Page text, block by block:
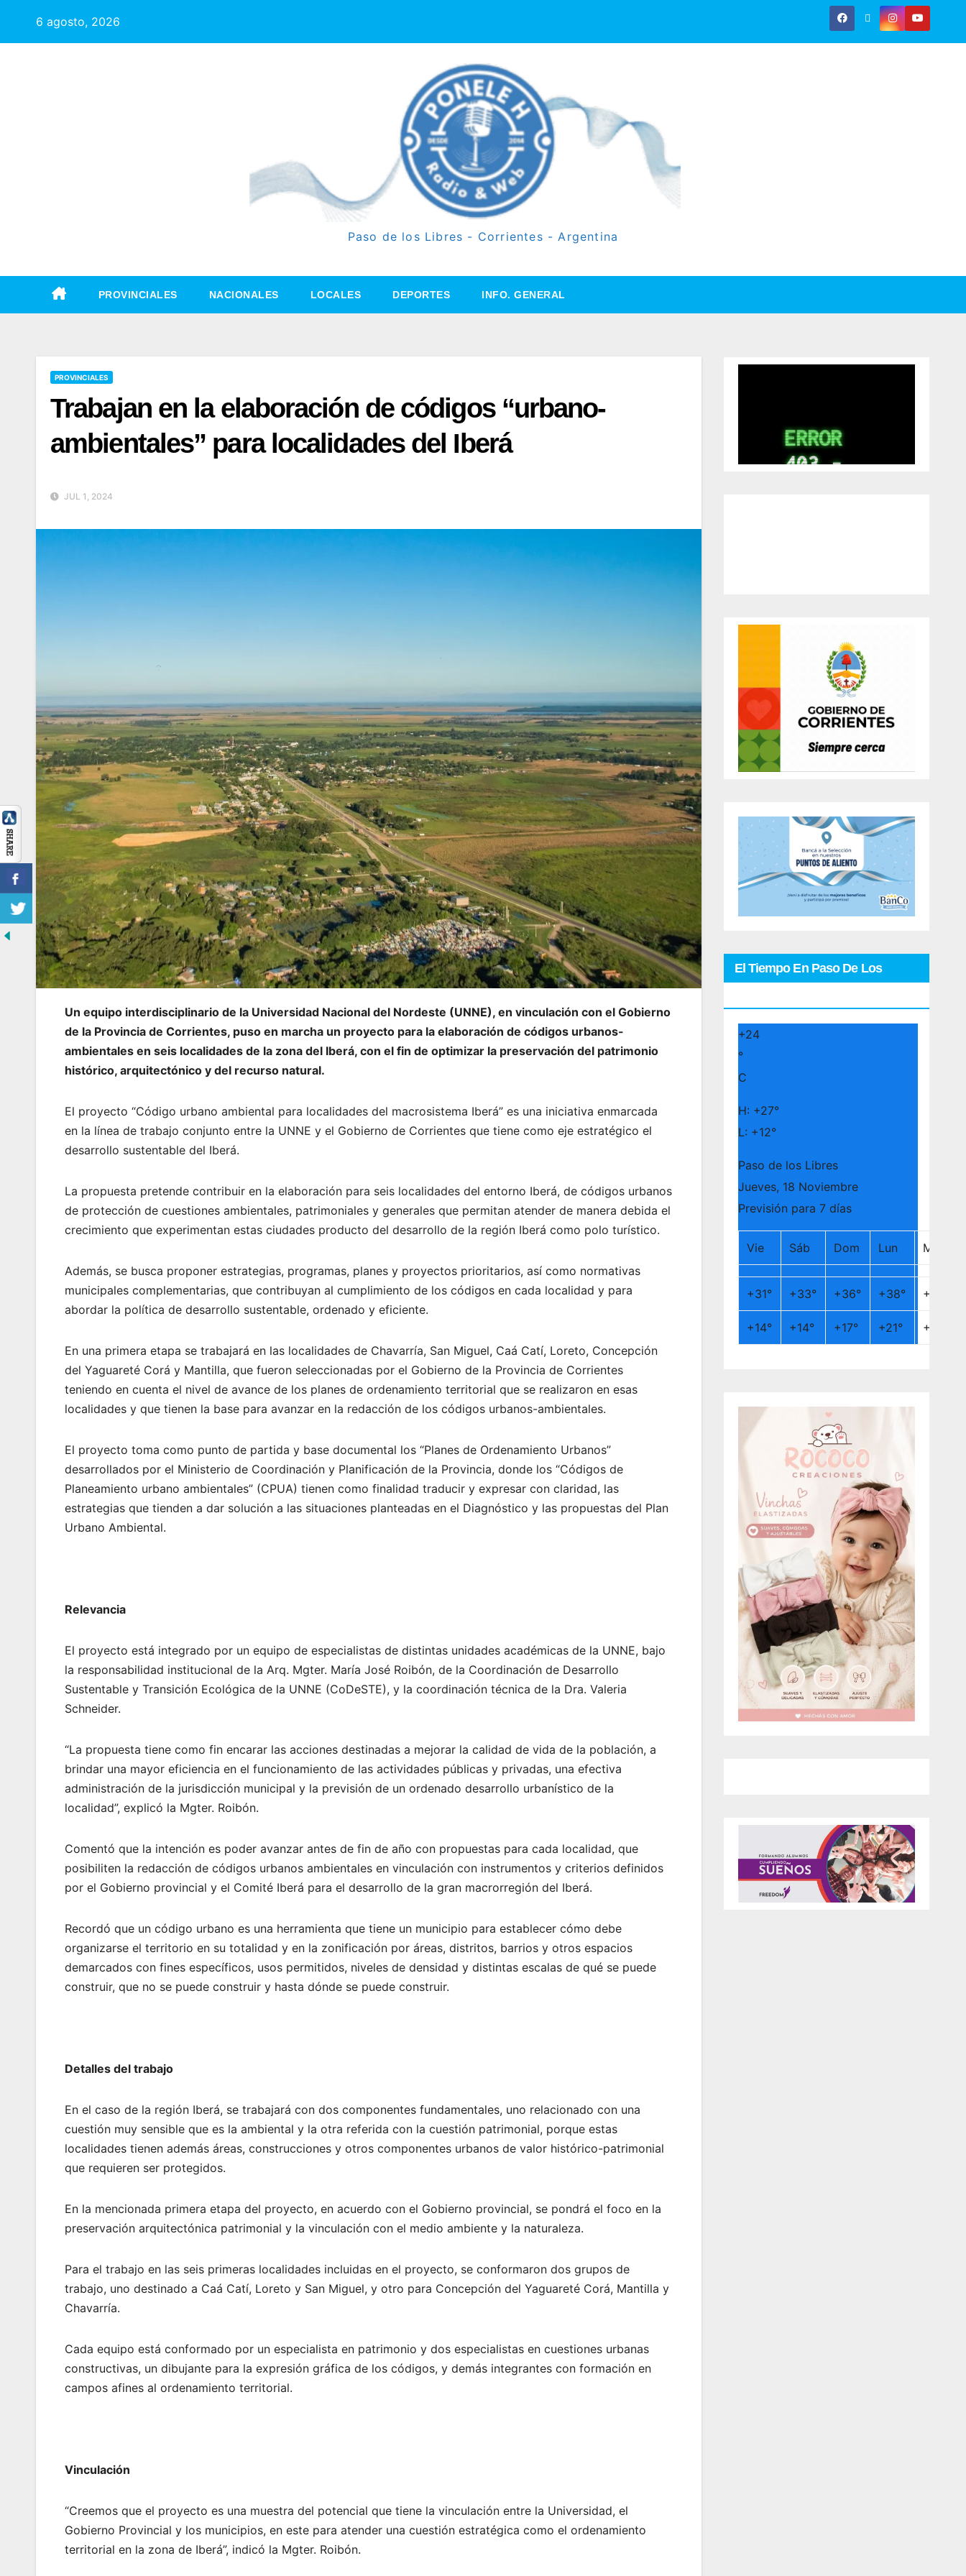
6 agosto, 2026
Paso de los Libres - Corrientes - Argentina
PROVINCIALES NACIONALES LOCALES DEPORTES INFO. GENERAL
PROVINCIALES
Trabajan en la elaboración de códigos “urbano-
ambientales” para localidades del Iberá
JUL 1, 2024
Un equipo interdisciplinario de la Universidad Nacional del Nordeste (UNNE), en vinculación con el Gobierno
de la Provincia de Corrientes, puso en marcha un proyecto para la elaboración de códigos urbanos-
ambientales en seis localidades de la zona del Iberá, con el fin de optimizar la preservación del patrimonio
histórico, arquitectónico y del recurso natural.
El proyecto “Código urbano ambiental para localidades del macrosistema Iberá” es una iniciativa enmarcada
en la línea de trabajo conjunto entre la UNNE y el Gobierno de Corrientes que tiene como eje estratégico el
desarrollo sustentable del Iberá.
La propuesta pretende contribuir en la elaboración para seis localidades del entorno Iberá, de códigos urbanos
de protección de cuestiones ambientales, patrimoniales y generales que permitan atender de manera debida el
crecimiento que experimentan estas ciudades producto del desarrollo de la región Iberá como polo turístico.
Además, se busca proponer estrategias, programas, planes y proyectos prioritarios, así como normativas
municipales complementarias, que contribuyan al cumplimiento de los códigos en cada localidad y para
abordar la política de desarrollo sustentable, ordenado y eficiente.
En una primera etapa se trabajará en las localidades de Chavarría, San Miguel, Caá Catí, Loreto, Concepción
del Yaguareté Corá y Mantilla, que fueron seleccionadas por el Gobierno de la Provincia de Corrientes
teniendo en cuenta el nivel de avance de los planes de ordenamiento territorial que se realizaron en esas
localidades y que tienen la base para avanzar en la redacción de los códigos urbanos-ambientales.
El proyecto toma como punto de partida y base documental los “Planes de Ordenamiento Urbanos”
desarrollados por el Ministerio de Coordinación y Planificación de la Provincia, donde los “Códigos de
Planeamiento urbano ambientales” (CPUA) tienen como finalidad traducir y expresar con claridad, las
estrategias que tienden a dar solución a las situaciones planteadas en el Diagnóstico y las propuestas del Plan
Urbano Ambiental.
Relevancia
El proyecto está integrado por un equipo de especialistas de distintas unidades académicas de la UNNE, bajo
la responsabilidad institucional de la Arq. Mgter. María José Roibón, de la Coordinación de Desarrollo
Sustentable y Transición Ecológica de la UNNE (CoDeSTE), y la coordinación técnica de la Dra. Valeria
Schneider.
“La propuesta tiene como fin encarar las acciones destinadas a mejorar la calidad de vida de la población, a
brindar una mayor eficiencia en el funcionamiento de las actividades públicas y privadas, una efectiva
administración de la jurisdicción municipal y la previsión de un ordenado desarrollo urbanístico de la
localidad”, explicó la Mgter. Roibón.
Comentó que la intención es poder avanzar antes de fin de año con propuestas para cada localidad, que
posibiliten la redacción de códigos urbanos ambientales en vinculación con instrumentos y criterios definidos
por el Gobierno provincial y el Comité Iberá para el desarrollo de la gran macrorregión del Iberá.
Recordó que un código urbano es una herramienta que tiene un municipio para establecer cómo debe
organizarse el territorio en su totalidad y en la zonificación por áreas, distritos, barrios y otros espacios
demarcados con fines específicos, usos permitidos, niveles de densidad y distintas escalas de qué se puede
construir, que no se puede construir y hasta dónde se puede construir.
Detalles del trabajo
En el caso de la región Iberá, se trabajará con dos componentes fundamentales, uno relacionado con una
cuestión muy sensible que es la ambiental y la otra referida con la cuestión patrimonial, porque estas
localidades tienen además áreas, construcciones y otros componentes urbanos de valor histórico-patrimonial
que requieren ser protegidos.
En la mencionada primera etapa del proyecto, en acuerdo con el Gobierno provincial, se pondrá el foco en la
preservación arquitectónica patrimonial y la vinculación con el medio ambiente y la naturaleza.
Para el trabajo en las seis primeras localidades incluidas en el proyecto, se conformaron dos grupos de
trabajo, uno destinado a Caá Catí, Loreto y San Miguel, y otro para Concepción del Yaguareté Corá, Mantilla y
Chavarría.
Cada equipo está conformado por un especialista en patrimonio y dos especialistas en cuestiones urbanas
constructivas, un dibujante para la expresión gráfica de los códigos, y demás integrantes con formación en
campos afines al ordenamiento territorial.
Vinculación
“Creemos que el proyecto es una muestra del potencial que tiene la vinculación entre la Universidad, el
Gobierno Provincial y los municipios, en este para atender una cuestión estratégica como el ordenamiento
territorial en la zona de Iberá”, indicó la Mgter. Roibón.
El Tiempo En Paso De Los
+24
°
C
H: +27°
L: +12°
Paso de los Libres
Jueves, 18 Noviembre
Previsión para 7 días
Vie Sáb Dom Lun Mar
+31° +33° +36° +38° +
+14° +14° +17° +21° +